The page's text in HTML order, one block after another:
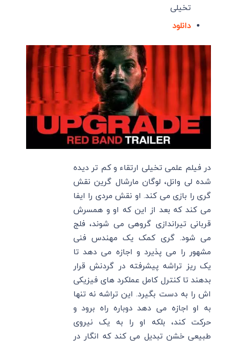
تخیلی
دانلود
در فیلم علمی تخیلی ارتقاء و کم تر دیده
شده لی وانل، لوگان مارشال گرین نقش
گری را بازی می کند. او نقش مردی را ایفا
می کند که بعد از این که او و همسرش
قربانی تیراندازی گروهی می شوند، فلج
می شود. گری کمک یک مهندس فنی
مشهور را می پذیرد و اجازه می دهد تا
یک ریز تراشه پیشرفته در گردنش قرار
بدهند تا کنترل کامل عملکرد های فیزیکی
اش را به دست بگیرد. این تراشه نه تنها
به او اجازه می دهد دوباره راه برود و
حرکت کند، بلکه او را به یک نیروی
طبیعی خشن تبدیل می کند که انگار در